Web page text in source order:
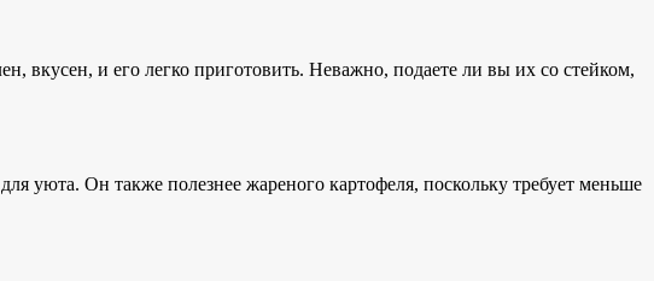
вкусен, и его легко приготовить. Неважно, подаете ли вы их со стейком,
уюта. Он также полезнее жареного картофеля, поскольку требует меньше